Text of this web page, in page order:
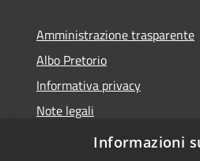
Amministrazione trasparente
Albo Pretorio
Informativa privacy
Note legali
Dichiarazione di accessibilità
Informazioni